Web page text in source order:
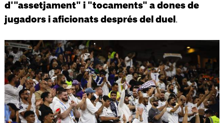
d'"assetjament" i "tocaments" a dones de
jugadors i aficionats després del duel .